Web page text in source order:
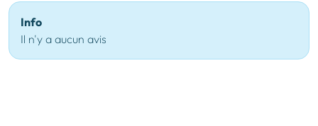
Info
Il n'y a aucun avis